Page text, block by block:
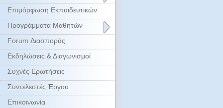
Επιμόρφωση Εκπαιδευτικών
Προγράμματα Μαθητών
Forum Διασποράς
Εκδηλώσεις & Διαγωνισμοί
Συχνές Ερωτήσεις
Συντελεστές Έργου
Επικοινωνία